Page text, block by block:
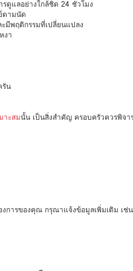
แลอย่างใกล้ชิด 24 ชั่วโมง
ตามนัด
มีพฤติกรรมที่เปลี่ยนแปลง
งา
น
าะสมนั้น เป็นสิ่งสำคัญ ครอบครัวควรพิจ
รของคุณ กรุณาแจ้งข้อมูลเพิ่มเติม เช่